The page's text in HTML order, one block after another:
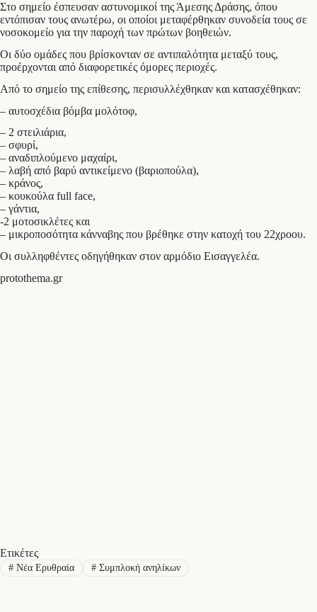
Στο σημείο έσπευσαν αστυνομικοί της Άμεσης Δράσης, όπου
εντόπισαν τους ανωτέρω, οι οποίοι μεταφέρθηκαν συνοδεία τους σε
νοσοκομείο για την παροχή των πρώτων βοηθειών.
Οι δύο ομάδες που βρίσκονταν σε αντιπαλότητα μεταξύ τους,
προέρχονται από διαφορετικές όμορες περιοχές.
Από το σημείο της επίθεσης, περισυλλέχθηκαν και κατασχέθηκαν:
– αυτοσχέδια βόμβα μολότοφ,
– 2 στειλιάρια,
– σφυρί,
– αναδιπλούμενο μαχαίρι,
– λαβή από βαρύ αντικείμενο (βαριοπούλα),
– κράνος,
– κουκούλα full face,
– γάντια,
-2 μοτοσικλέτες και
– μικροποσότητα κάνναβης που βρέθηκε στην κατοχή του 22χροου.
Οι συλληφθέντες οδηγήθηκαν στον αρμόδιο Εισαγγελέα.
protothema.gr
Ετικέτες
#Νέα Ερυθραία #Συμπλοκή ανηλίκων